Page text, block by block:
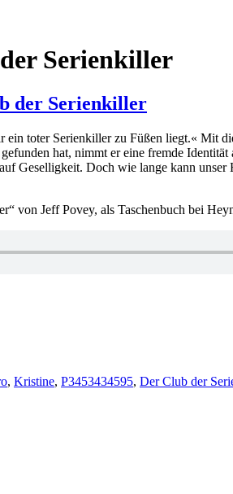
Serienkiller
der Serienkiller
ein toter Serienkiller zu Füßen liegt.«
hat, nimmt er eine fremde
Geselligkeit. Doch wie lange kann
von Jeff Povey, als Taschenbuch bei
, Kristine, P3453434595, Der Club der